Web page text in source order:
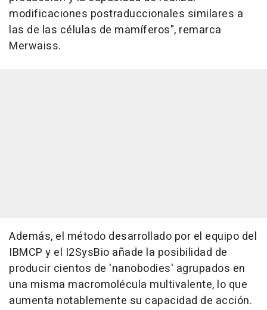
modificaciones postraduccionales similares a
las de las células de mamíferos", remarca
Merwaiss.
Además, el método desarrollado por el equipo del
IBMCP y el I2SysBio añade la posibilidad de
producir cientos de 'nanobodies' agrupados en
una misma macromolécula multivalente, lo que
aumenta notablemente su capacidad de acción.